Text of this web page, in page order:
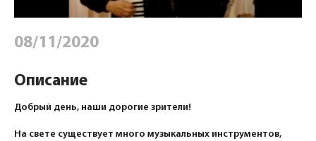
08/11/2020
Описание
Добрый день, наши дорогие зрители!
На свете существует много музыкальных инструментов,